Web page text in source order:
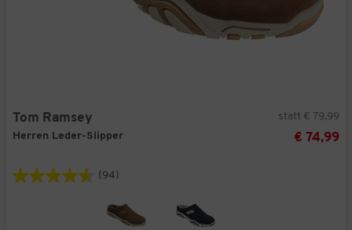
Tom Ramsey
Herren Leder-Slipper
statt € 79,99
€ 74,99
(94)